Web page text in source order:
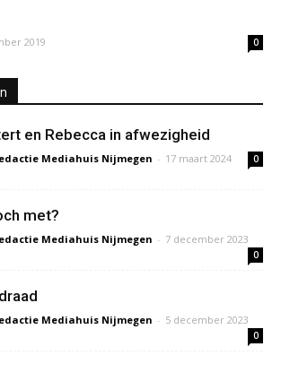
2019 0
en Rebecca in afwezigheid
Mediahuis Nijmegen - 17 maart 2024 0
met?
Mediahuis Nijmegen - 7 december 2023
0
Mediahuis Nijmegen - 5 december 2023
0